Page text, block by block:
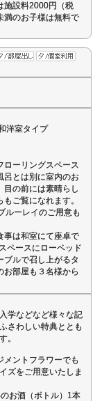
施設料2000円（税
満のお子様は無料で
洋室タイプ
ローリングスペース
呂とは別に室内のお
目の前には素晴らし
ご覧になれます。
ルーレイのご用意も
事は和室にて座卓で
ペースにローベッド
ブルで召し上がるタ
お部屋も３名様から
学などなど様々な記
さわしい特典ととも
。
メントフラワーでも
ズをご用意いたしま
お酒（ボトル）1本